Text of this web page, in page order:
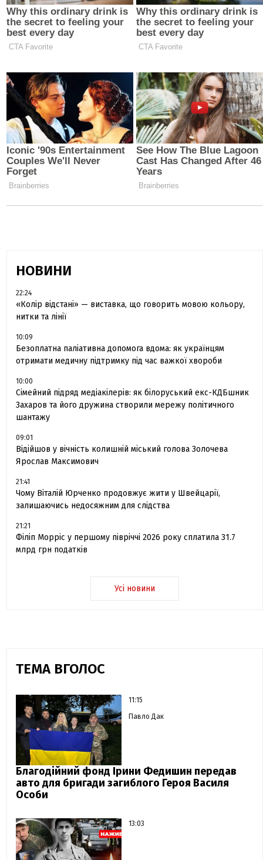
НОВИНИ
22:24
«Колір відстані» — виставка, що говорить мовою кольору,
нитки та лінії
10:09
Безоплатна паліативна допомога вдома: як українцям
отримати медичну підтримку під час важкої хвороби
10:00
Сімейний підряд медіакілерів: як білоруський екс-КДБшник
Захаров та його дружина створили мережу політичного
шантажу
09:01
Відійшов у вічність колишній міський голова Золочева
Ярослав Максимович
21:41
Чому Віталій Юрченко продовжує жити у Швейцарії,
залишаючись недосяжним для слідства
21:21
Філіп Морріс у першому півріччі 2026 року сплатила 31.7
млрд грн податків
Усі новини
ТЕМА ВГОЛОС
11:15
Павло Дак
Благодійний фонд Ірини Федишин передав
авто для бригади загиблого Героя Василя
Особи
13:03